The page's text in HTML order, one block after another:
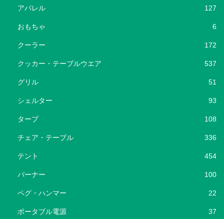
アパレル 127
おもちゃ 6
クーラー 172
クッカー・テーブルウエア 537
グリル 51
シェルター 93
タープ 108
チェア・テーブル 336
テント 454
バーナー 100
ペグ・ハンマー 22
ポータブル電源 37